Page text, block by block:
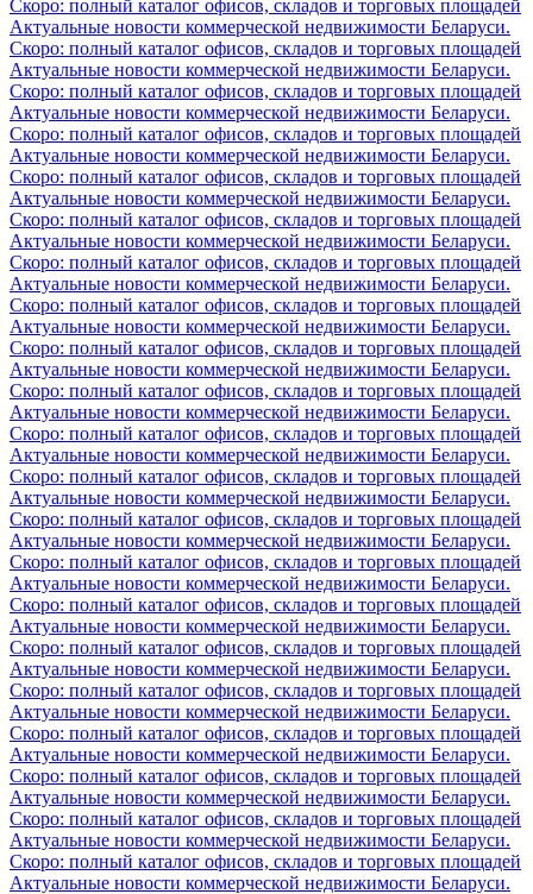
Скоро: полный каталог офисов, складов и торговых площадей
Актуальные новости коммерческой недвижимости Беларуси.
Скоро: полный каталог офисов, складов и торговых площадей
Актуальные новости коммерческой недвижимости Беларуси.
Скоро: полный каталог офисов, складов и торговых площадей
Актуальные новости коммерческой недвижимости Беларуси.
Скоро: полный каталог офисов, складов и торговых площадей
Актуальные новости коммерческой недвижимости Беларуси.
Скоро: полный каталог офисов, складов и торговых площадей
Актуальные новости коммерческой недвижимости Беларуси.
Скоро: полный каталог офисов, складов и торговых площадей
Актуальные новости коммерческой недвижимости Беларуси.
Скоро: полный каталог офисов, складов и торговых площадей
Актуальные новости коммерческой недвижимости Беларуси.
Скоро: полный каталог офисов, складов и торговых площадей
Актуальные новости коммерческой недвижимости Беларуси.
Скоро: полный каталог офисов, складов и торговых площадей
Актуальные новости коммерческой недвижимости Беларуси.
Скоро: полный каталог офисов, складов и торговых площадей
Актуальные новости коммерческой недвижимости Беларуси.
Скоро: полный каталог офисов, складов и торговых площадей
Актуальные новости коммерческой недвижимости Беларуси.
Скоро: полный каталог офисов, складов и торговых площадей
Актуальные новости коммерческой недвижимости Беларуси.
Скоро: полный каталог офисов, складов и торговых площадей
Актуальные новости коммерческой недвижимости Беларуси.
Скоро: полный каталог офисов, складов и торговых площадей
Актуальные новости коммерческой недвижимости Беларуси.
Скоро: полный каталог офисов, складов и торговых площадей
Актуальные новости коммерческой недвижимости Беларуси.
Скоро: полный каталог офисов, складов и торговых площадей
Актуальные новости коммерческой недвижимости Беларуси.
Скоро: полный каталог офисов, складов и торговых площадей
Актуальные новости коммерческой недвижимости Беларуси.
Скоро: полный каталог офисов, складов и торговых площадей
Актуальные новости коммерческой недвижимости Беларуси.
Скоро: полный каталог офисов, складов и торговых площадей
Актуальные новости коммерческой недвижимости Беларуси.
Скоро: полный каталог офисов, складов и торговых площадей
Актуальные новости коммерческой недвижимости Беларуси.
Скоро: полный каталог офисов, складов и торговых площадей
Актуальные новости коммерческой недвижимости Беларуси.